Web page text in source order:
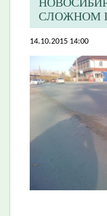
СЛОЖНОМ
14.10.2015 14:00